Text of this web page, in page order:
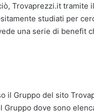
Trovaprezzi.it
studiati per
una serie di benefit
il Gruppo del sito
Gruppo dove sono